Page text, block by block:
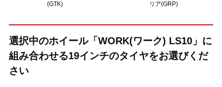
(GTK)
リア(GRP)
選択中のホイール「WORK(ワーク) LS10」に
組み合わせる19インチのタイヤをお選びくだ
さい